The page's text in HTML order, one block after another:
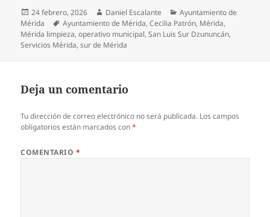
Publicado
el
24 febrero, 2026 Autor
Daniel Escalante Categorías
Ayuntamiento de
Mérida
Etiquetas
Ayuntamiento de Mérida,Cecilia Patrón, Mérida,
Mérida limpieza,operativo municipal,San Luis Sur Dzununcán,
Servicios Mérida,sur de Mérida
Deja un comentario
Tu dirección de correo electrónico no será publicada. Los campos
obligatorios están marcados con*
COMENTARIO *